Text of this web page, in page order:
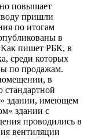
повышает
пришли
по итогам
в
Как пишет РБК, в
среди которых
по продажам.
в
стандартной
здании, имеющем
здании с
проводились в
вентиляции